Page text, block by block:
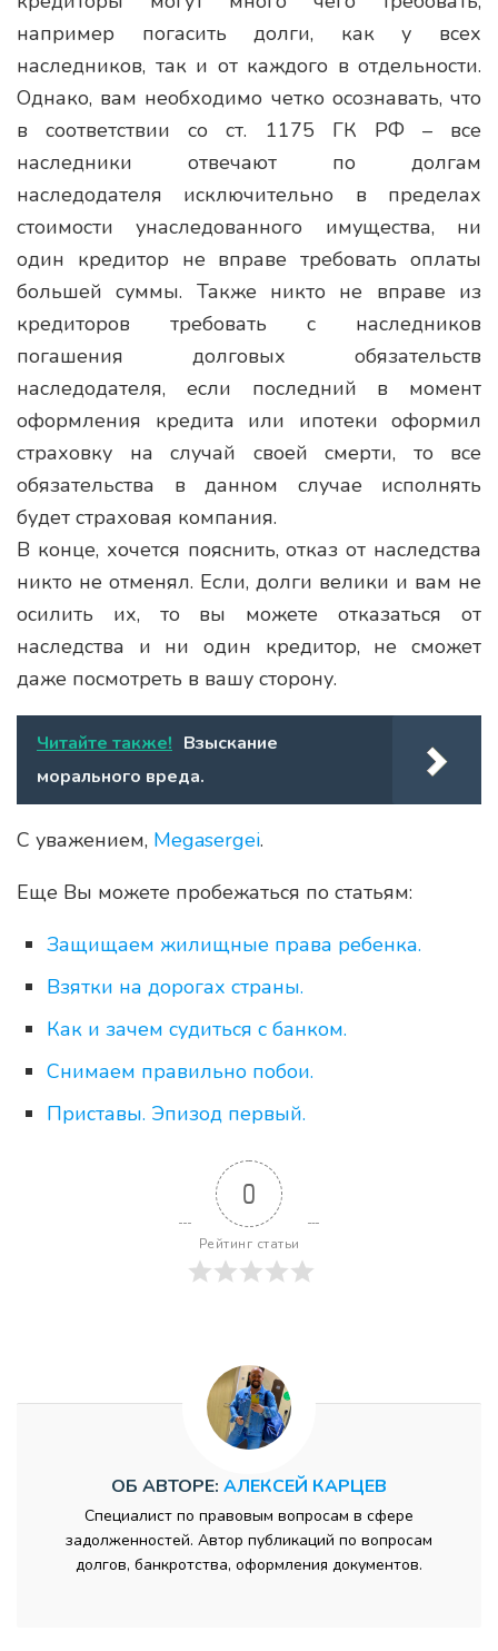
например погасить долги, как у всех
наследников, так и от каждого в отдельности.
Однако, вам необходимо четко осознавать, что
в соответствии со ст. 1175 ГК РФ – все
наследники отвечают по долгам
наследодателя исключительно в пределах
стоимости унаследованного имущества, ни
один кредитор не вправе требовать оплаты
большей суммы. Также никто не вправе из
кредиторов требовать с наследников
погашения долговых обязательств
наследодателя, если последний в момент
оформления кредита или ипотеки оформил
страховку на случай своей смерти, то все
обязательства в данном случае исполнять
будет страховая компания.
В конце, хочется пояснить, отказ от наследства
никто не отменял. Если, долги велики и вам не
осилить их, то вы можете отказаться от
наследства и ни один кредитор, не сможет
даже посмотреть в вашу сторону.
Читайте также! Взыскание
морального вреда.
С уважением, Megasergei.
Еще Вы можете пробежаться по статьям:
Защищаем жилищные права ребенка.
Взятки на дорогах страны.
Как и зачем судиться с банком.
Снимаем правильно побои.
Приставы. Эпизод первый.
0
Рейтинг статьи
ОБ АВТОРЕ: АЛЕКСЕЙ КАРЦЕВ
Специалист по правовым вопросам в сфере
задолженностей. Автор публикаций по вопросам
долгов, банкротства, оформления документов.